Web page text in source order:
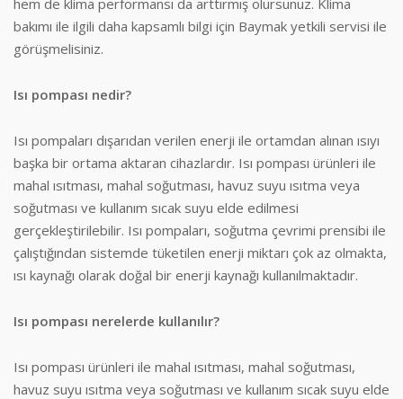
bakımı ile ilgili daha kapsamlı bilgi için Baymak yetkili servisi ile
görüşmelisiniz.
Isı pompası nedir?
Isı pompaları dışarıdan verilen enerji ile ortamdan alınan ısıyı
başka bir ortama aktaran cihazlardır. Isı pompası ürünleri ile
mahal ısıtması, mahal soğutması, havuz suyu ısıtma veya
soğutması ve kullanım sıcak suyu elde edilmesi
gerçekleştirilebilir. Isı pompaları, soğutma çevrimi prensibi ile
çalıştığından sistemde tüketilen enerji miktarı çok az olmakta,
ısı kaynağı olarak doğal bir enerji kaynağı kullanılmaktadır.
Isı pompası nerelerde kullanılır?
Isı pompası ürünleri ile mahal ısıtması, mahal soğutması,
havuz suyu ısıtma veya soğutması ve kullanım sıcak suyu elde